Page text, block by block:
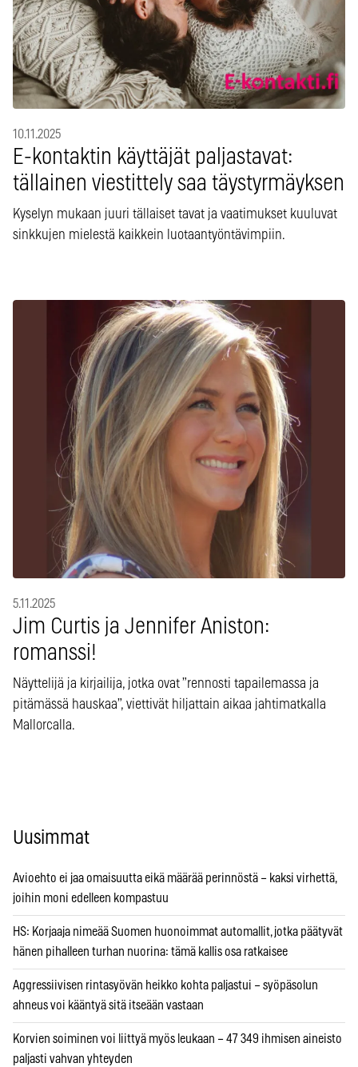
10.11.2025
E-kontaktin käyttäjät paljastavat:
tällainen viestittely saa täystyrmäyksen
Kyselyn mukaan juuri tällaiset tavat ja vaatimukset kuuluvat
sinkkujen mielestä kaikkein luotaantyöntävimpiin.
5.11.2025
Jim Curtis ja Jennifer Aniston:
romanssi!
Näyttelijä ja kirjailija, jotka ovat ”rennosti tapailemassa ja
pitämässä hauskaa”, viettivät hiljattain aikaa jahtimatkalla
Mallorcalla.
Uusimmat
Avioehto ei jaa omaisuutta eikä määrää perinnöstä – kaksi virhettä,
joihin moni edelleen kompastuu
HS: Korjaaja nimeää Suomen huonoimmat automallit, jotka päätyvät
hänen pihalleen turhan nuorina: tämä kallis osa ratkaisee
Aggressiivisen rintasyövän heikko kohta paljastui – syöpäsolun
ahneus voi kääntyä sitä itseään vastaan
Korvien soiminen voi liittyä myös leukaan – 47 349 ihmisen aineisto
paljasti vahvan yhteyden